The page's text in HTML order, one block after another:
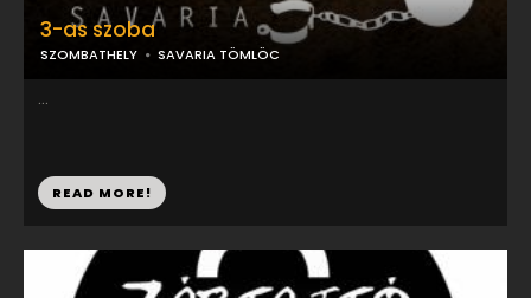
3-as szoba
SZOMBATHELY SAVARIA TÖMLÖC
...
READ MORE!